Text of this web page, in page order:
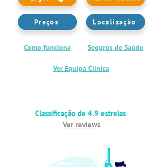
Preços Localização
Como funciona Seguros de Saúde
Ver Equipa Clínica
Classificação de 4.9 estrelas
Ver reviews